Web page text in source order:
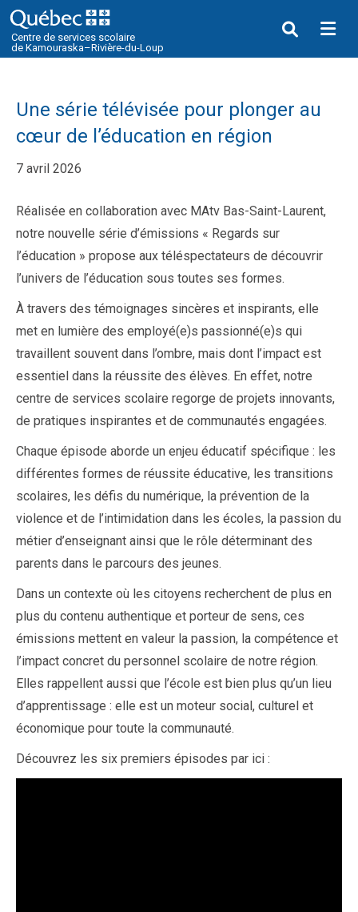
Une série télévisée pour plonger au
cœur de l’éducation en région
7 avril 2026
Réalisée en collaboration avec MAtv Bas-Saint-Laurent,
notre nouvelle série d’émissions « Regards sur
l’éducation » propose aux téléspectateurs de découvrir
l’univers de l’éducation sous toutes ses formes.
À travers des témoignages sincères et inspirants, elle
met en lumière des employé(e)s passionné(e)s qui
travaillent souvent dans l’ombre, mais dont l’impact est
essentiel dans la réussite des élèves. En effet, notre
centre de services scolaire regorge de projets innovants,
de pratiques inspirantes et de communautés engagées.
Chaque épisode aborde un enjeu éducatif spécifique : les
différentes formes de réussite éducative, les transitions
scolaires, les défis du numérique, la prévention de la
violence et de l’intimidation dans les écoles, la passion du
métier d’enseignant ainsi que le rôle déterminant des
parents dans le parcours des jeunes.
Dans un contexte où les citoyens recherchent de plus en
plus du contenu authentique et porteur de sens, ces
émissions mettent en valeur la passion, la compétence et
l’impact concret du personnel scolaire de notre région.
Elles rappellent aussi que l’école est bien plus qu’un lieu
d’apprentissage : elle est un moteur social, culturel et
économique pour toute la communauté.
Découvrez les six premiers épisodes par ici :
Centre de services scolaire
de Kamouraska–Rivière-du-Loup